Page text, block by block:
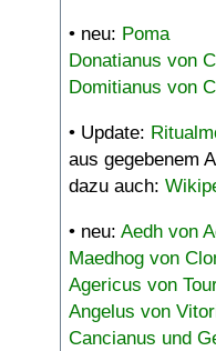
• neu: Poma
Donatianus von
Domitianus von
• Update:
aus gegebenem
dazu auch:
• neu: Aedh von
Maedhog von
Agericus von
Angelus von
Cancianus und